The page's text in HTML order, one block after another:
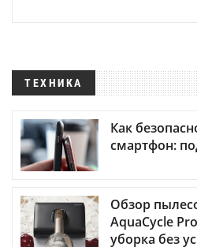
ТЕХНИКА
Как
смартфон:
Обзор
AquaCycle
уборка без